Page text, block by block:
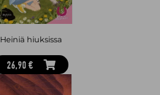
Heiniä hiuksissa
26,90 €